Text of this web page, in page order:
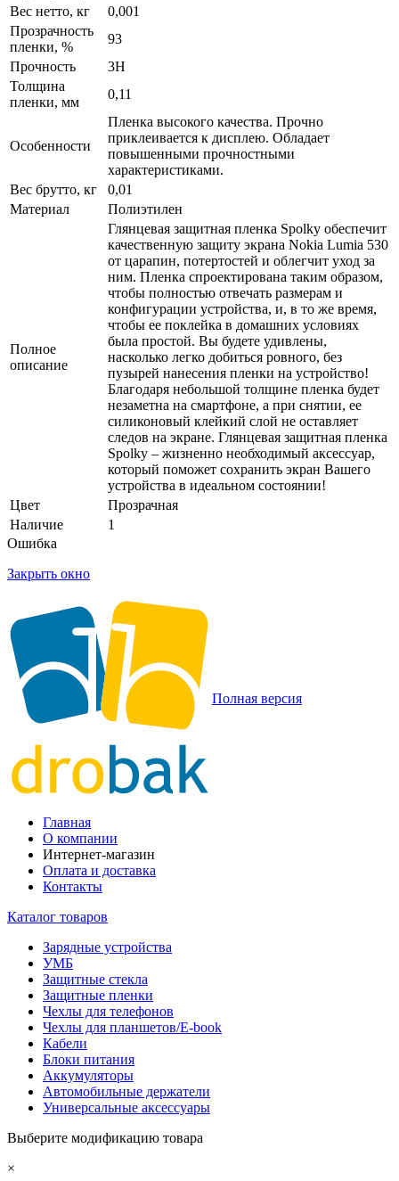
Вес нетто, кг
0,001
Прозрачность
пленки, %
93
Прочность
3H
Толщина
пленки, мм
0,11
Особенности
Пленка высокого качества. Прочно
приклеивается к дисплею. Обладает
повышенными прочностными
характеристиками.
Вес брутто, кг
0,01
Материал
Полиэтилен
Полное
описание
Глянцевая защитная пленка Spolky обеспечит
качественную защиту экрана Nokia Lumia 530
от царапин, потертостей и облегчит уход за
ним. Пленка спроектирована таким образом,
чтобы полностью отвечать размерам и
конфигурации устройства, и, в то же время,
чтобы ее поклейка в домашних условиях
была простой. Вы будете удивлены,
насколько легко добиться ровного, без
пузырей нанесения пленки на устройство!
Благодаря небольшой толщине пленка будет
незаметна на смартфоне, а при снятии, ее
силиконовый клейкий слой не оставляет
следов на экране. Глянцевая защитная пленка
Spolky – жизненно необходимый аксессуар,
который поможет сохранить экран Вашего
устройства в идеальном состоянии!
Цвет
Прозрачная
Наличие
1
Ошибка
Закрыть окно
Полная версия
Главная
О компании
Интернет-магазин
Оплата и доставка
Контакты
Каталог товаров
Зарядные устройства
УМБ
Защитные стекла
Защитные пленки
Чехлы для телефонов
Чехлы для планшетов/E-book
Кабели
Блоки питания
Аккумуляторы
Автомобильные держатели
Универсальные аксессуары
Выберите модификацию товара
×